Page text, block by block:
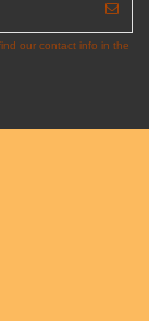
our contact info in the